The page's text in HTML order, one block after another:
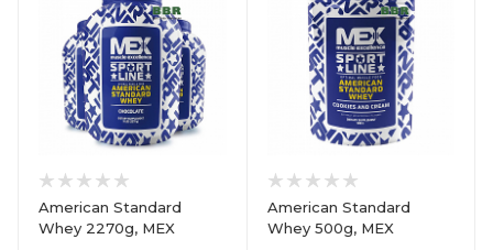
American Standard
Whey 2270g, MEX
American Standard
Whey 500g, MEX